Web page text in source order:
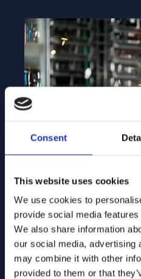
Consent
This website uses cookies
We use cookies to
provide social media
We also share information
our social media, advertising
may combine it with other
provided to them or that
Geïntegreerd
MarlinDT
infrastructuur